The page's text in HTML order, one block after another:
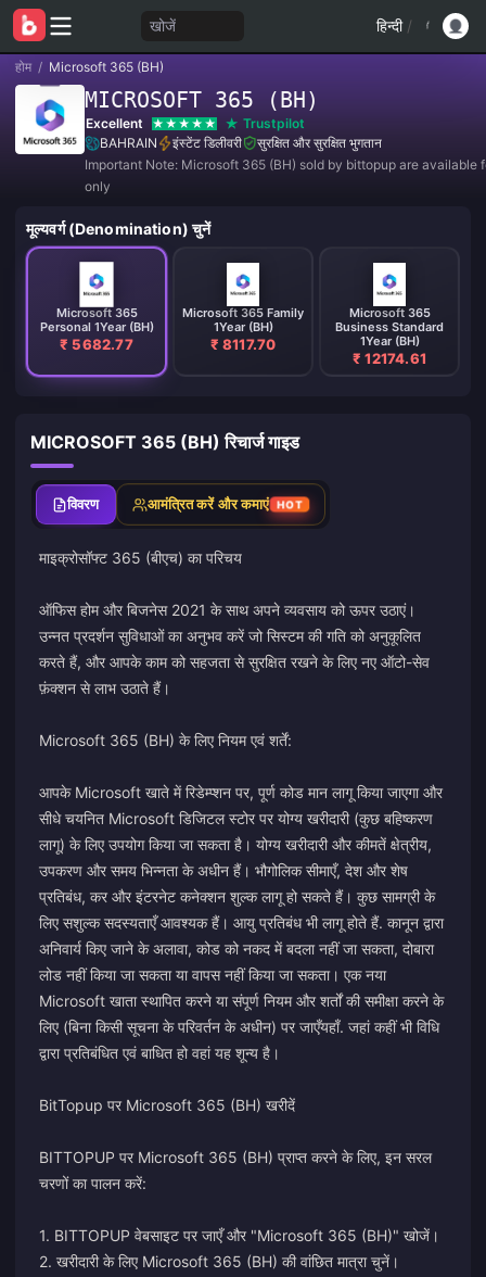
खोजें हिन्दी /
होम / Microsoft 365 (BH)
MICROSOFT 365 (BH)
Excellent
Trustpilot
BAHRAIN
इंस्टेंट डिलीवरी
सुरक्षित और सुरक्षित भुगतान
Important Note: Microsoft 365 (BH) sold by bittopup are available
only
मूल्यवर्ग (Denomination) चुनें
Microsoft 365
Personal 1Year (BH)
₹ 5682.77
Microsoft 365 Family
1Year (BH)
₹ 8117.70
Microsoft 365
Business Standard
1Year (BH)
₹ 12174.61
MICROSOFT 365 (BH) रिचार्ज गाइड
विवरण आमंत्रित करें और कमाएं HOT
माइक्रोसॉफ्ट 365 (बीएच) का परिचय
ऑफिस होम और बिजनेस 2021 के साथ अपने व्यवसाय को ऊपर उठाएं।
उन्नत प्रदर्शन सुविधाओं का अनुभव करें जो सिस्टम की गति को अनुकूलित
करते हैं, और आपके काम को सहजता से सुरक्षित रखने के लिए नए ऑटो-सेव
फ़ंक्शन से लाभ उठाते हैं।
Microsoft 365 (BH) के लिए नियम एवं शर्तें:
आपके Microsoft खाते में रिडेम्प्शन पर, पूर्ण कोड मान लागू किया जाएगा और
सीधे चयनित Microsoft डिजिटल स्टोर पर योग्य खरीदारी (कुछ बहिष्करण
लागू) के लिए उपयोग किया जा सकता है। योग्य खरीदारी और कीमतें क्षेत्रीय,
उपकरण और समय भिन्नता के अधीन हैं। भौगोलिक सीमाएँ, देश और शेष
प्रतिबंध, कर और इंटरनेट कनेक्शन शुल्क लागू हो सकते हैं। कुछ सामग्री के
लिए सशुल्क सदस्यताएँ आवश्यक हैं। आयु प्रतिबंध भी लागू होते हैं. कानून द्वारा
अनिवार्य किए जाने के अलावा, कोड को नकद में बदला नहीं जा सकता, दोबारा
लोड नहीं किया जा सकता या वापस नहीं किया जा सकता। एक नया
Microsoft खाता स्थापित करने या संपूर्ण नियम और शर्तों की समीक्षा करने के
लिए (बिना किसी सूचना के परिवर्तन के अधीन) पर जाएँयहाँ. जहां कहीं भी विधि
द्वारा प्रतिबंधित एवं बाधित हो वहां यह शून्य है।
BitTopup पर Microsoft 365 (BH) खरीदें
BITTOPUP पर Microsoft 365 (BH) प्राप्त करने के लिए, इन सरल
चरणों का पालन करें:
1. BITTOPUP वेबसाइट पर जाएँ और "Microsoft 365 (BH)" खोजें।
2. खरीदारी के लिए Microsoft 365 (BH) की वांछित मात्रा चुनें।